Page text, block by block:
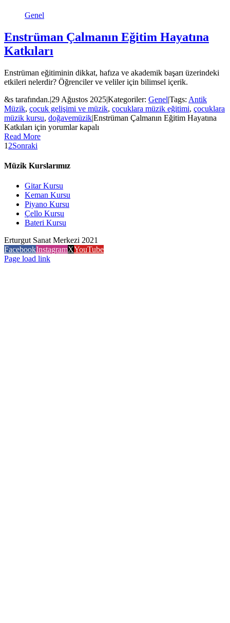
Genel
Enstrüman Çalmanın Eğitim Hayatına
Katkıları
Enstrüman eğitiminin dikkat, hafıza ve akademik başarı üzerindeki
etkileri nelerdir? Öğrenciler ve veliler için bilimsel içerik.
&s tarafından.|29 Ağustos 2025|Kategoriler: Genel|Tags: Antik
Müzik, çocuk gelişimi ve müzik, çocuklara müzik eğitimi, çocuklara
müzik kursu, doğavemüzik|Enstrüman Çalmanın Eğitim Hayatına
Katkıları için yorumlar kapalı
Read More
1 2Sonraki
Müzik Kurslarımız
Gitar Kursu
Keman Kursu
Piyano Kursu
Çello Kursu
Bateri Kursu
Erturgut Sanat Merkezi 2021
FacebookInstagramXYouTube
Page load link